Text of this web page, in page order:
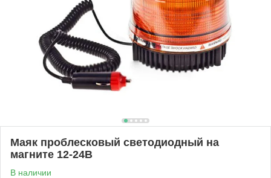
Маяк проблесковый светодиодный на
магните 12-24В
В наличии